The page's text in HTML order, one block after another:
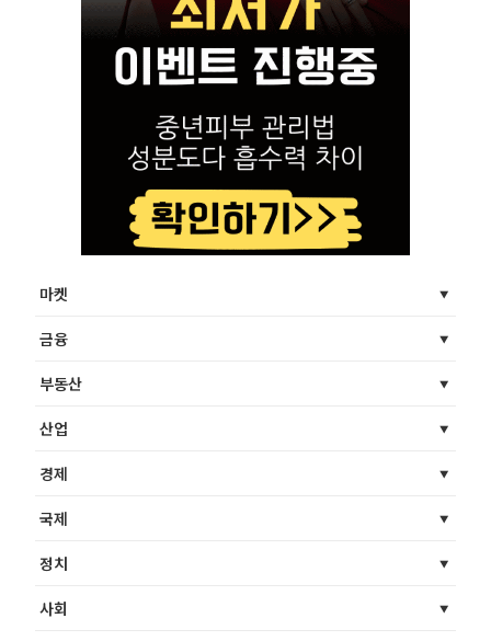
마켓
금융
부동산
산업
경제
국제
정치
사회